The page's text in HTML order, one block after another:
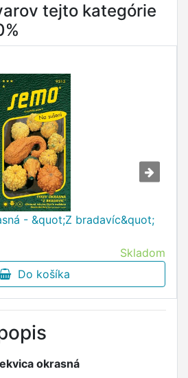
tejto kategórie
- &quot;Z bradavíc&quot;
Skladom
Do košíka
okrasná